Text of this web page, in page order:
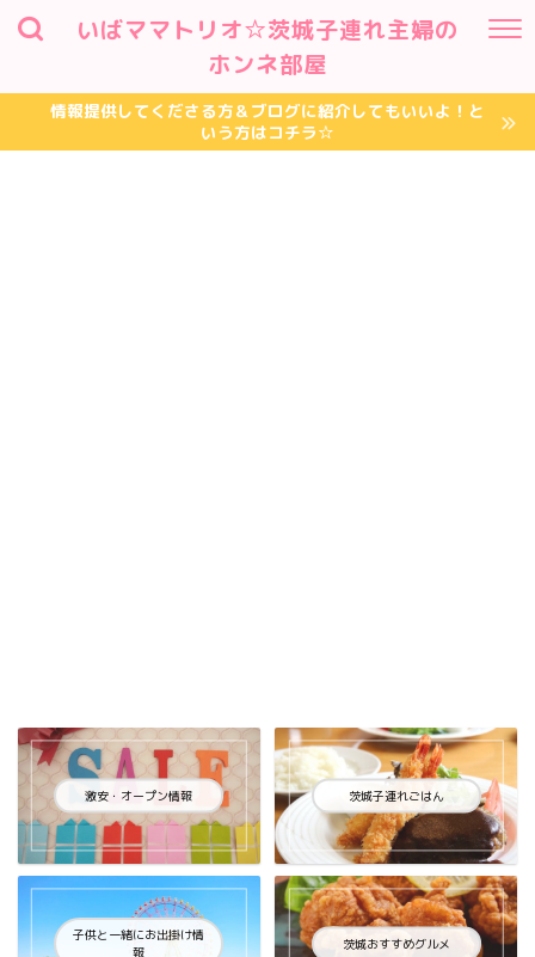
いばママトリオ☆茨城子連れ主婦の
ホンネ部屋
情報提供してくださる方＆ブログに紹介してもいいよ！と
いう方はコチラ☆
激安・オープン情報 茨城子連れごはん
子供と一緒にお出掛け情
報
茨城おすすめグルメ